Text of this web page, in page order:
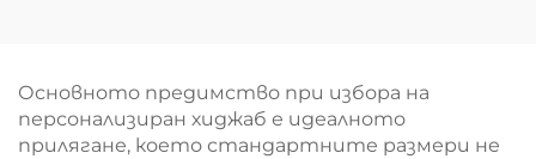
Основното предимство при избора на
персонализиран хиджаб е идеалното
прилягане, което стандартните размери не